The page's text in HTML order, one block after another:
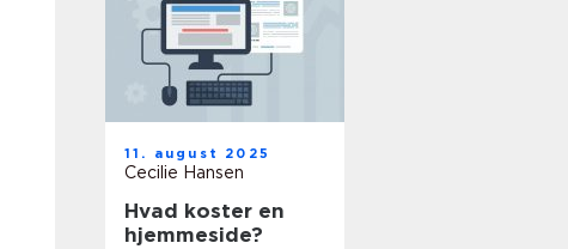
11. august 2025
Cecilie Hansen
Hvad koster en
hjemmeside?